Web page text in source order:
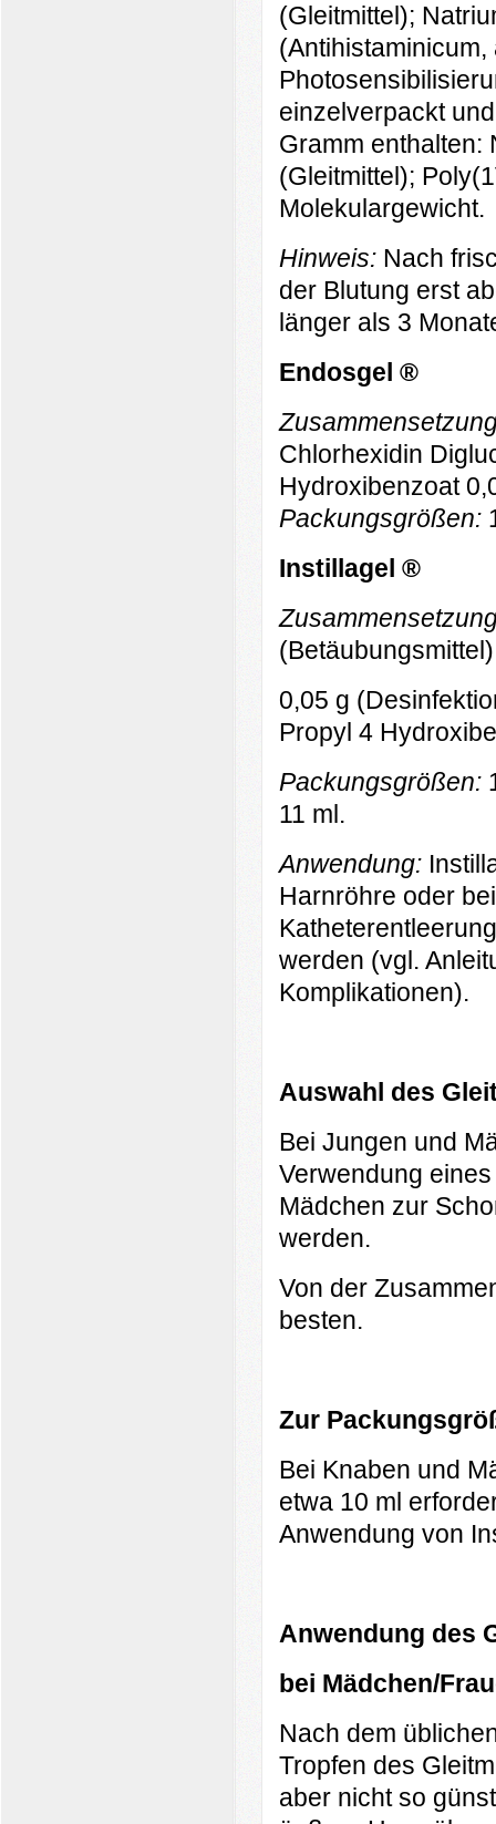
(Gleitmittel);
einzelverpackt
Gramm enthalten:
(Gleitmittel);
Molekulargewicht.
Hinweis: Nach
der Blutung erst
länger als 3
Endosgel ®
Chlorhexidin
Hydroxibenzoat
Packungsgrößen:
Instillagel ®
0,05 g
Propyl 4
Packungsgrößen:
11 ml.
Anwendung:
Harnröhre oder
werden (vgl.
Komplikationen).
Auswahl des
Bei Jungen und
Verwendung
Mädchen zur
werden.
Von der
besten.
Zur
Bei Knaben und
etwa 10 ml
Anwendung von
Anwendung des
bei Mädchen/
Nach dem
Tropfen des
aber nicht so